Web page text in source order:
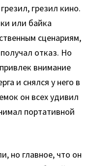
грезил кино.
или байка
сценариям,
отказ. Но
внимание
и снялся у него в
он всех удивил
портативной
но главное, что он